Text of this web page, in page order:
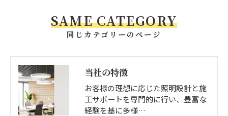
同じカテゴリーのページ
SAME CATEGORY
当社の特徴
お客様の理想に応じた照明設計と施
工サポートを専門的に行い、豊富な
経験を基に多様…